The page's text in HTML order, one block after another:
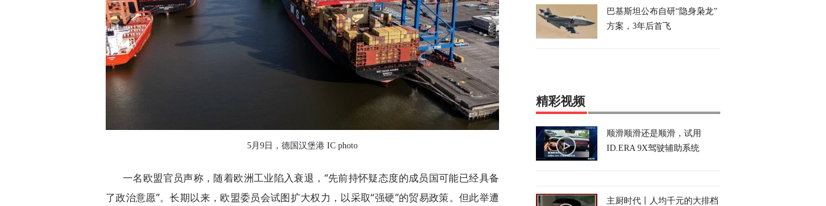
5月9日，德国汉堡港 IC photo
一名欧盟官员声称，随着欧洲工业陷入衰退，“先前持怀疑态度的成员国可能已经具备
了政治意愿”。长期以来，欧盟委员会试图扩大权力，以采取“强硬”的贸易政策。但此举遭
巴基斯坦公布自研“隐身枭龙”
方案，3年后首飞
精彩视频
顺滑顺滑还是顺滑，试用
ID.ERA 9X驾驶辅助系统
主厨时代丨人均千元的大排档